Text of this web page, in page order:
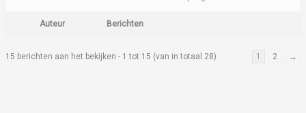
Auteur Berichten
15 berichten aan het bekijken - 1 tot 15 (van in totaal 28) 1 2 →